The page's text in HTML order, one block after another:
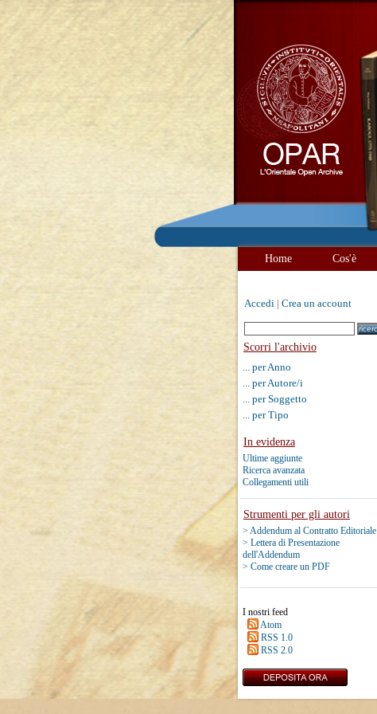
Home Cos'è
Accedi Crea un account
Scorri l'archivio
... per Anno
... per Autore/i
... per Soggetto
... per Tipo
In evidenza
Ultime aggiunte
Ricerca avanzata
Collegamenti utili
Strumenti per gli autori
> Addendum al Contratto Editoriale
> Lettera di Presentazione
dell'Addendum
> Come creare un PDF
I nostri feed
Atom
RSS 1.0
RSS 2.0